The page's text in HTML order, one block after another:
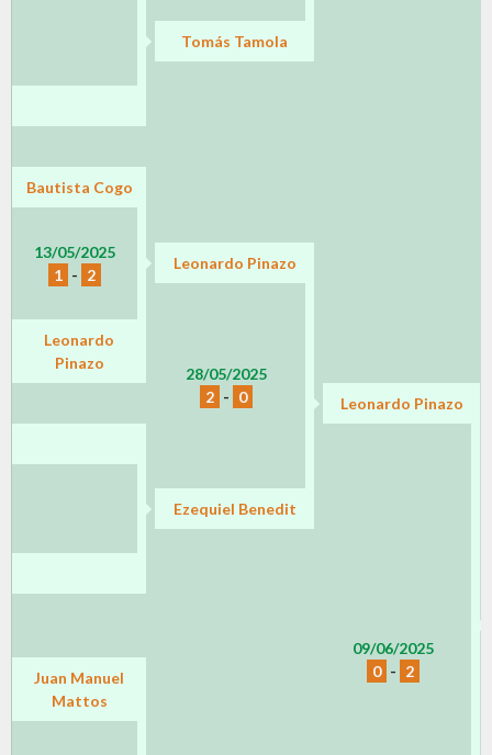
Tomás Tamola
Bautista Cogo
13/05/2025
1 - 2
Leonardo Pinazo
28/05/2025
2 - 0
Leonardo
Pinazo
Leonardo Pinazo
09/06/2025
0 - 2
Ezequiel Benedit
Juan Manuel
Mattos